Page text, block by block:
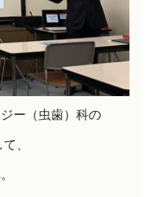
ー（虫歯）科の
、